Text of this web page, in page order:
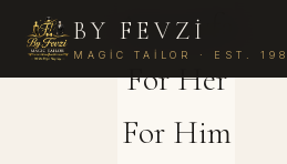
BY FEVZİ
MAGIC TAILOR · EST.
Anasayfa
For Her
For Him